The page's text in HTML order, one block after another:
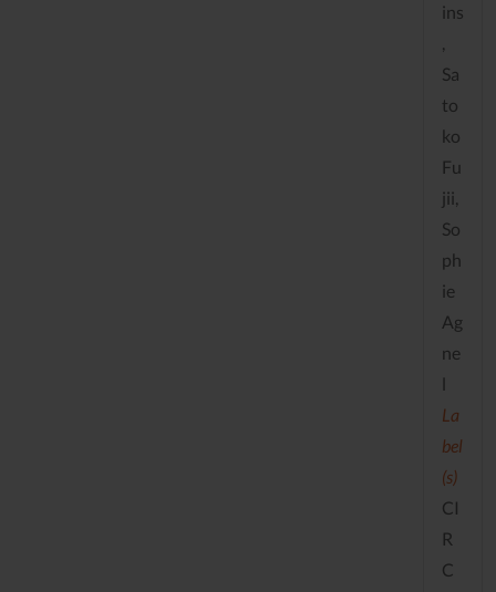
ins
,
Sa
to
ko
Fu
jii,
So
ph
ie
Ag
ne
l
La
bel
(s)
CI
R
C